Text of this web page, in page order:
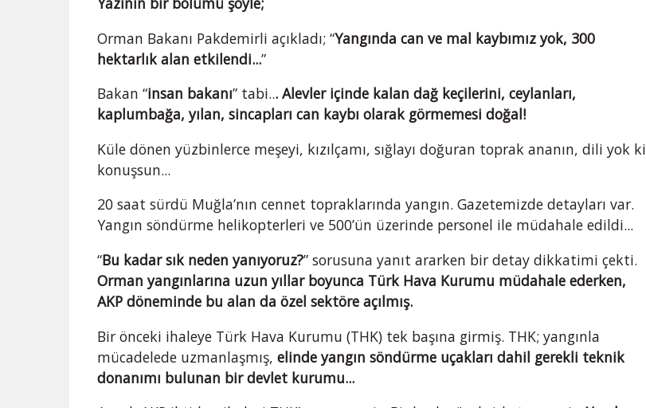
Orman Bakanı Pakdemirli açıkladı; “Yangında can ve mal kaybımız yok, 300
hektarlık alan etkilendi...”
Bakan “insan bakanı” tabi... Alevler içinde kalan dağ keçilerini, ceylanları,
kaplumbağa, yılan, sincapları can kaybı olarak görmemesi doğal!
Küle dönen yüzbinlerce meşeyi, kızılçamı, sığlayı doğuran toprak ananın, dili yok ki
konuşsun...
20 saat sürdü Muğla’nın cennet topraklarında yangın. Gazetemizde detayları var.
Yangın söndürme helikopterleri ve 500’ün üzerinde personel ile müdahale edildi...
“Bu kadar sık neden yanıyoruz?” sorusuna yanıt ararken bir detay dikkatimi çekti.
Orman yangınlarına uzun yıllar boyunca Türk Hava Kurumu müdahale ederken,
AKP döneminde bu alan da özel sektöre açılmış.
Bir önceki ihaleye Türk Hava Kurumu (THK) tek başına girmiş. THK; yangınla
mücadelede uzmanlaşmış, elinde yangın söndürme uçakları dahil gerekli teknik
donanımı bulunan bir devlet kurumu...